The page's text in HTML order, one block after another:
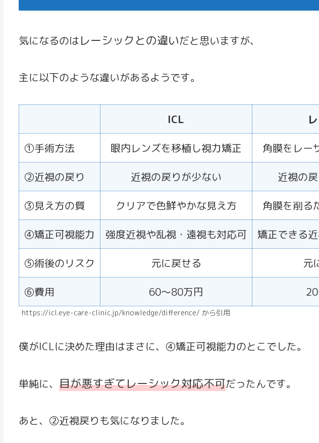
気になるのはレーシックとの違いだと思いますが、
主に以下のような違いがあるようです。
ICL
①手術方法 眼内レンズを移植し視力矯正 角膜をレー
②近視の戻り 近視の戻りが少ない 近視の
③見え方の質 クリアで色鮮やかな見え方 角膜を削る
④矯正可視能力 強度近視や乱視・遠視も対応可 矯正できる
⑤術後のリスク 元に戻せる 元
⑥費用 60〜80万円
https://icl.eye-care-clinic.jp/knowledge/difference/ から引用
僕がICLに決めた理由はまさに、④矯正可視能力のとこでした。
単純に、 目が悪すぎてレーシック対応不可だったんです。
あと、②近視戻りも気になりました。